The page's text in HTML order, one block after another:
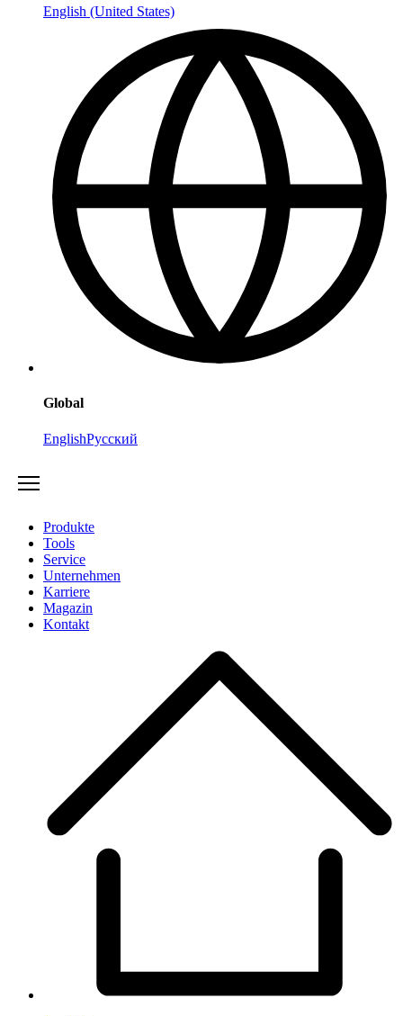
English (United States)
Global
EnglishРусский
Produkte
Tools
Service
Unternehmen
Karriere
Magazin
Kontakt